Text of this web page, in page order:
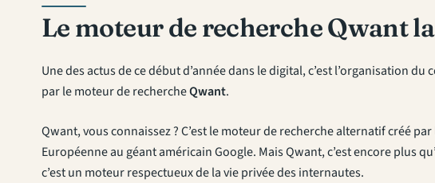
Le moteur de recherche Qwant
Une des actus de ce début d’année dans le digital, c’est l’organisation
par le moteur de rechercheQwant.
Qwant, vous connaissez ? C’est le moteur de recherche alternatif créé
Européenne au géant américain Google. Mais Qwant, c’est encore plus
c’est un moteur respectueux de la vie privée des internautes.